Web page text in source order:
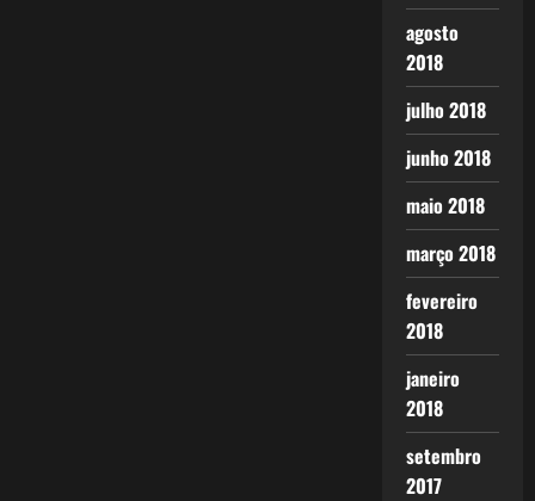
agosto
2018
julho 2018
junho 2018
maio 2018
março 2018
fevereiro
2018
janeiro
2018
setembro
2017